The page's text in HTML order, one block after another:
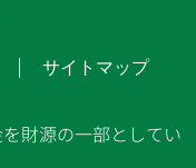
サイトマップ
財源の一部としてい